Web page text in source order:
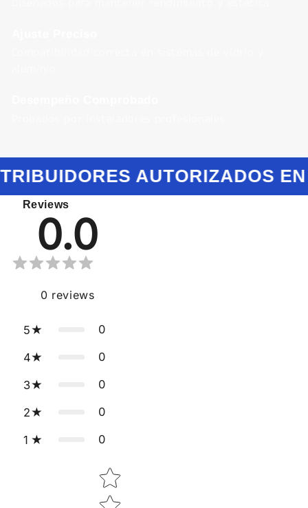
AUTORIZADOS
Reviews
0.0
0 reviews
5 0
4 0
3 0
2 0
1 0
Star rating